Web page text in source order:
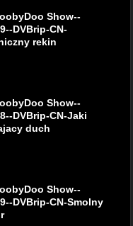
Show--
DVBrip-CN-
rekin
Show--
DVBrip-CN-Jaki
duch
Show--
DVBrip-CN-Smolny